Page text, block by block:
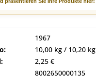
1967
10,00 kg / 10,20 kg
2,25 €
8002650000135